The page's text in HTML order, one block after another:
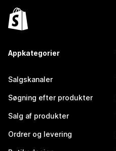
Appkategorier
Salgskanaler
Søgning efter produkter
Salg af produkter
Ordrer og levering